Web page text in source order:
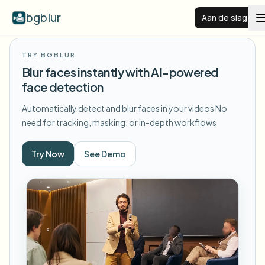
bgblur Aan de slag
Voorbeelden
Blader door de volledige voorbeeldenbibliotheek
Gezicht vervagen
Kenteken vervagen
Functies
View all features
Browse every blur tool in one place
Zakelijk
Scholen & onderwijs
Bronnen
TRY BGBLUR
Blur faces instantly with AI-powered
face detection
Automatically detect and blur faces in your videosNo
need for tracking, masking, or in-depth workflows
Try Now See Demo